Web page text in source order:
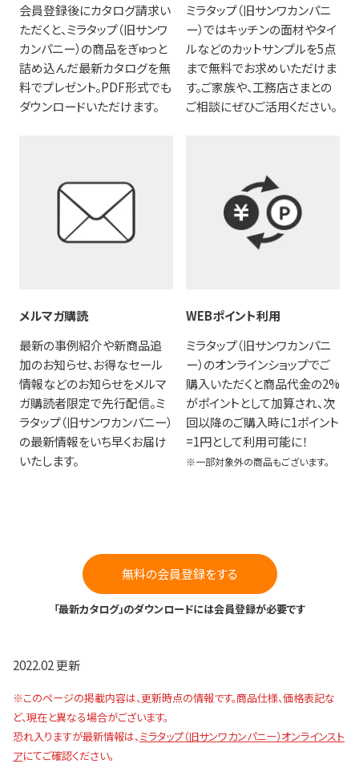
会員登録後にカタログ請求い
ただくと、ミラタップ（旧サンワ
カンパニー）の商品をぎゅっと
詰め込んだ最新カタログを無
料でプレゼント。PDF形式でも
ダウンロードいただけます。
ミラタップ（旧サンワカンパニ
ー）ではキッチンの面材やタイ
ルなどのカットサンプルを5点
まで無料でお求めいただけま
す。ご家族や、工務店さまとの
ご相談にぜひご活用ください。
メルマガ購読
最新の事例紹介や新商品追
加のお知らせ、お得なセール
情報などのお知らせをメルマ
ガ購読者限定で先行配信。ミ
ラタップ（旧サンワカンパニー）
の最新情報をいち早くお届け
いたします。
WEBポイント利用
ミラタップ（旧サンワカンパニ
ー）のオンラインショップでご
購入いただくと商品代金の2%
がポイントとして加算され、次
回以降のご購入時に1ポイント
=1円として利用可能に！
※一部対象外の商品もございます。
無料の会員登録をする
「最新カタログ」のダウンロードには会員登録が必要です
2022.02 更新
※このページの掲載内容は、更新時点の情報です。商品仕様、価格表記な
ど、現在と異なる場合がございます。
恐れ入りますが最新情報は、ミラタップ（旧サンワカンパニー）オンラインスト
アにてご確認ください。